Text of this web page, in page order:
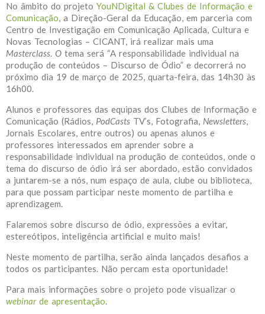
No âmbito do projeto YouNDigital & Clubes de Informação e
Comunicação, a Direção-Geral da Educação, em parceria com
Centro de Investigação em Comunicação Aplicada, Cultura e
Novas Tecnologias – CICANT, irá realizar mais uma
Masterclass. O tema será “A responsabilidade individual na
produção de conteúdos – Discurso de Ódio” e decorrerá no
próximo dia 19 de março de 2025, quarta-feira, das 14h30 às
16h00.
Alunos e professores das equipas dos Clubes de Informação e
Comunicação (Rádios, PodCasts TV’s, Fotografia, Newsletters,
Jornais Escolares, entre outros) ou apenas alunos e
professores interessados em aprender sobre a
responsabilidade individual na produção de conteúdos, onde o
tema do discurso de ódio irá ser abordado, estão convidados
a juntarem-se a nós, num espaço de aula, clube ou biblioteca,
para que possam participar neste momento de partilha e
aprendizagem.
Falaremos sobre discurso de ódio, expressões a evitar,
estereótipos, inteligência artificial e muito mais!
Neste momento de partilha, serão ainda lançados desafios a
todos os participantes. Não percam esta oportunidade!
Para mais informações sobre o projeto pode visualizar o
webinar de apresentação.